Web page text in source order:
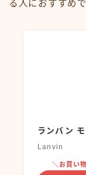
る人におすすめで
ランバン
Lanvin
＼お買い